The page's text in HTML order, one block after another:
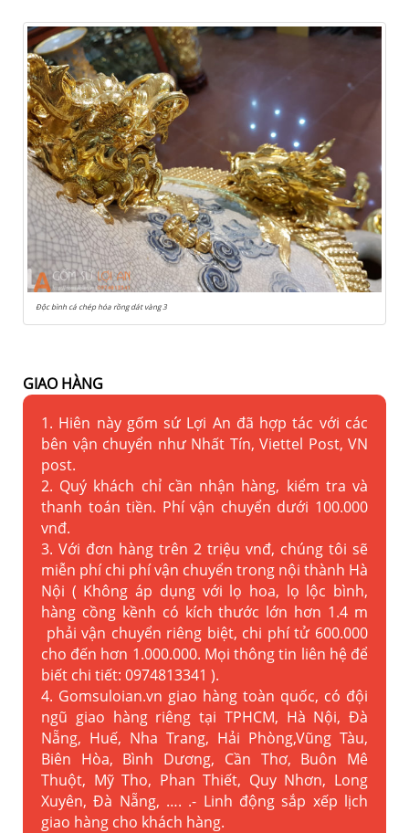
Độc bình cá chép hóa rồng dát vàng 3
GIAO HÀNG
1. Hiên này gốm sứ Lợi An đã hợp tác với các
bên vận chuyển như Nhất Tín, Viettel Post, VN
post.
2. Quý khách chỉ cần nhận hàng, kiểm tra và
thanh toán tiền. Phí vận chuyển dưới 100.000
vnđ.
3. Với đơn hàng trên 2 triệu vnđ, chúng tôi sẽ
miễn phí chi phí vận chuyển trong nội thành Hà
Nội ( Không áp dụng với lọ hoa, lọ lộc bình,
hàng cồng kềnh có kích thước lớn hơn 1.4 m
phải vận chuyển riêng biệt, chi phí tử 600.000
cho đến hơn 1.000.000. Mọi thông tin liên hệ để
biết chi tiết: 0974813341 ).
4. Gomsuloian.vn giao hàng toàn quốc, có đội
ngũ giao hàng riêng tại TPHCM, Hà Nội, Đà
Nẵng, Huế, Nha Trang, Hải Phòng,Vũng Tàu,
Biên Hòa, Bình Dương, Cần Thơ, Buôn Mê
Thuột, Mỹ Tho, Phan Thiết, Quy Nhơn, Long
Xuyên, Đà Nẵng, …. .- Linh động sắp xếp lịch
giao hàng cho khách hàng.